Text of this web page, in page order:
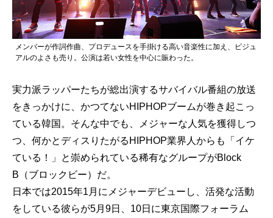
メンバーが作詞作曲、プロデュースを手掛ける高い音楽性に加え、ビジュ
アルのよさも売り。公演は若い女性を中心に賑わった。
実力派ラッパーたちが総出演するサバイバル番組の放送
をきっかけに、かつてないHIPHOPブームが巻き起こっ
ている韓国。そんな中でも、メジャーな人気を獲得しつ
つ、何かとディスりたがるHIPHOP業界人からも「イケ
ている！」と崇められている稀有なグループがBlock
B（ブロックビー）だ。
日本では2015年1月にメジャーデビューし、活発な活動
をしている彼らが5月9日、10日に東京国際フォーラム